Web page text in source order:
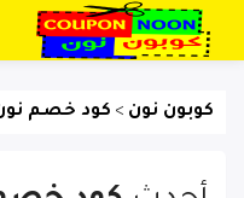
كوبون نون > كود خصم